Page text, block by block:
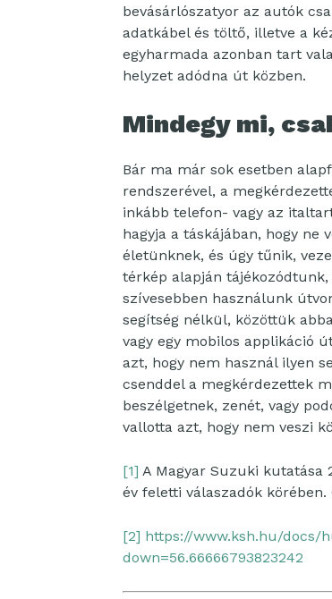
bevásárlószatyor az autók
adatkábel és töltő, illetve a
egyharmada azonban tart
helyzet adódna út közben.
Mindegy mi,
Bár ma már sok esetben
rendszerével, a
inkább telefon- vagy az
hagyja a táskájában, hogy ne
életünknek, és úgy tűnik,
térkép alapján
szívesebben használunk
segítség nélkül, közöttük
vagy egy mobilos applikáció
azt, hogy nem használ ilyen
csenddel a megkérdezettek
beszélgetnek, zenét, vagy
vallotta azt, hogy nem veszi
[1] A Magyar Suzuki kutatása
év feletti válaszadók
[2] https://www.ksh.hu/docs/
down=56.66666793823242